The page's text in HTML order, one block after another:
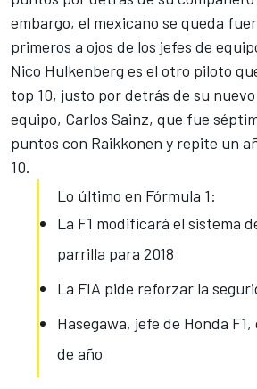
embargo, el mexicano se queda
primeros a ojos de los jefes de
Nico Hulkenberg es el otro piloto
top 10, justo por detrás de su
equipo, Carlos Sainz, que fue
puntos con Raikkonen y repite un
10.
Lo último en Fórmula 1:
La F1 modificará el sistema
parrilla para 2018
La FIA pide reforzar la
Hasegawa, jefe de Honda
de año